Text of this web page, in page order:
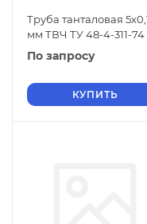
Труба танталовая
мм ТВЧ ТУ 48-4-311-74
По запросу
КУПИТЬ